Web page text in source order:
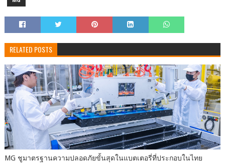
RELATED POSTS
MG ชูมาตรฐานความปลอดภัยขั้นสุดในแบตเตอรี่ที่ประกอบในไทย